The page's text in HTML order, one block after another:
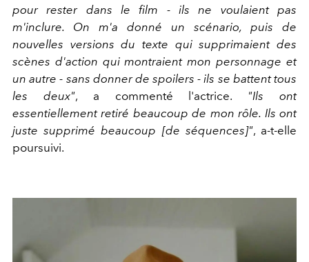
pour rester dans le film - ils ne voulaient pas
m'inclure. On m'a donné un scénario, puis de
nouvelles versions du texte qui supprimaient des
scènes d'action qui montraient mon personnage et
un autre - sans donner de spoilers - ils se battent tous
les deux", a commenté l'actrice. "Ils ont
essentiellement retiré beaucoup de mon rôle. Ils ont
juste supprimé beaucoup [de séquences]", a-t-elle
poursuivi.